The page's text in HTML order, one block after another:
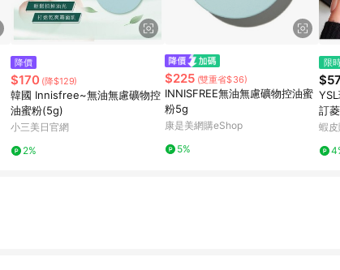
降價
$170 (降$129)
韓國 Innisfree~無油無慮礦物控
油蜜粉(5g)
小三美日官網
2%
$225 (雙重省$36)
INNISFREE無油無慮礦物控油蜜
粉5g
康是美網購eShop
5%
限
訂
光
蝦